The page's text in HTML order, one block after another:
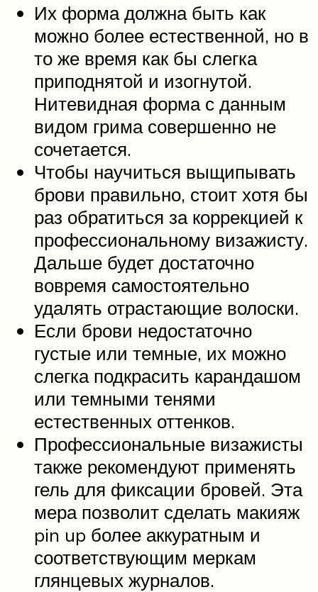
Их форма должна быть как
можно более естественной, но в
то же время как бы слегка
приподнятой и изогнутой.
Нитевидная форма с данным
видом грима совершенно не
сочетается.
Чтобы научиться выщипывать
брови правильно, стоит хотя бы
раз обратиться за коррекцией к
профессиональному визажисту.
Дальше будет достаточно
вовремя самостоятельно
удалять отрастающие волоски.
Если брови недостаточно
густые или темные, их можно
слегка подкрасить карандашом
или темными тенями
естественных оттенков.
Профессиональные визажисты
также рекомендуют применять
гель для фиксации бровей. Эта
мера позволит сделать макияж
pin up более аккуратным и
соответствующим меркам
глянцевых журналов.